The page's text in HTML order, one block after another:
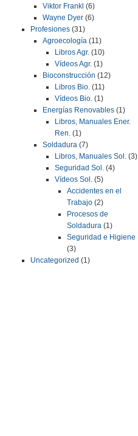
Viktor Frankl (6)
Wayne Dyer (6)
Profesiones (31)
Agroecología (11)
Libros Agr. (10)
Vídeos Agr. (1)
Bioconstrucción (12)
Libros Bio. (11)
Vídeos Bio. (1)
Energías Renovables (1)
Libros, Manuales Ener.
Ren. (1)
Soldadura (7)
Libros, Manuales Sol. (3)
Seguridad Sol. (4)
Vídeos Sol. (5)
Accidentes en el
Trabajo (2)
Procesos de
Soldadura (1)
Seguridad e Higiene
(3)
Uncategorized (1)